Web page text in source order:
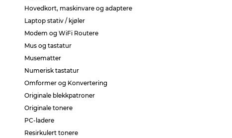
Hovedkort, maskinvare og adaptere
Laptop stativ / kjøler
Modem og WiFi Routere
Mus og tastatur
Musematter
Numerisk tastatur
Omformer og Konvertering
Originale blekkpatroner
Originale tonere
PC-ladere
Resirkulert tonere